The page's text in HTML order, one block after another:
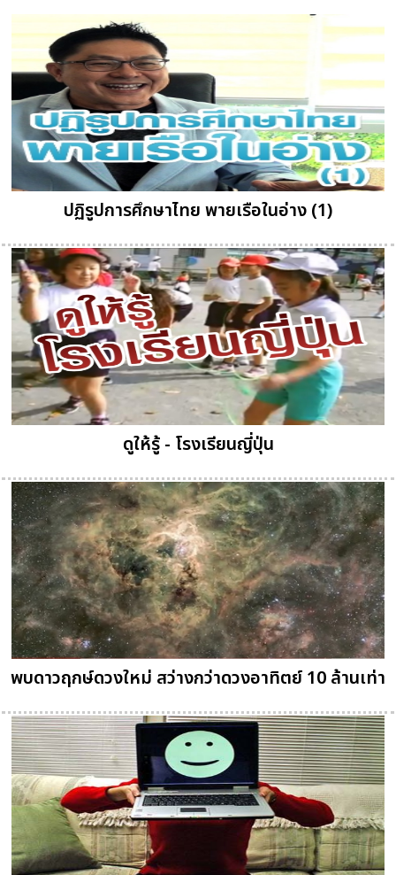
ปฏิรูปการศึกษาไทย พายเรือในอ่าง (1)
ดูให้รู้ - โรงเรียนญี่ปุ่น
พบดาวฤกษ์ดวงใหม่ สว่างกว่าดวงอาทิตย์ 10 ล้านเท่า